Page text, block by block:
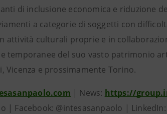
di inclusione economica e riduzione
a categorie di soggetti con
attività culturali proprie e in
temporanee del suo vasto patrimonio
Vicenza e prossimamente Torino.
| News: https://
| Facebook: @intesasanpaolo | LinkedIn: